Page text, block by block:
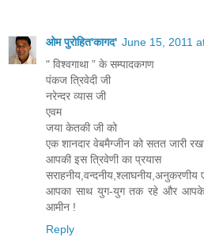
ओम पुरोहित'कागद' June 15, 2011
" विश्वगाथा ” के सम्पादकगण
पंकज त्रिवेदी जी
नरेन्दर व्यास जी
एवम
जया केतकी जी को
एक शानदार वेबमैग्जीन को सतत जारी
आपकी इस त्रिवेणी का प्रयास
सराहनीय,वन्दनीय,श्लाघनीय,अनुकरणीय
आपका साथ युग-युग तक रहे और आपके
आमीन !
Reply